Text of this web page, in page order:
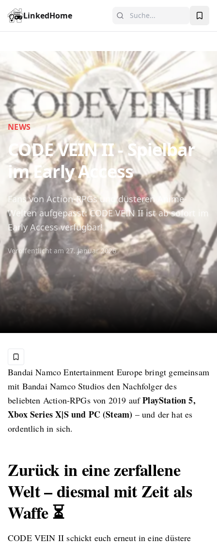
LinkedHome
NEWS
CODE VEIN II - Spielbar
im Early Access
Fans von Action-RPGs und düsteren Anime-
Welten aufgepasst: CODE VEIN II ist ab sofort im
Early Access verfügbar!
Veröffentlicht am27. Januar 2026
Bandai Namco Entertainment Europe bringt gemeinsam
mit Bandai Namco Studios den Nachfolger des
beliebten Action-RPGs von 2019 aufPlayStation 5,
Xbox Series X|S und PC (Steam) – und der hat es
ordentlich in sich.
Zurück in eine zerfallene
Welt – diesmal mit Zeit als
Waffe ⏳
CODE VEIN II schickt euch erneut in eine düstere